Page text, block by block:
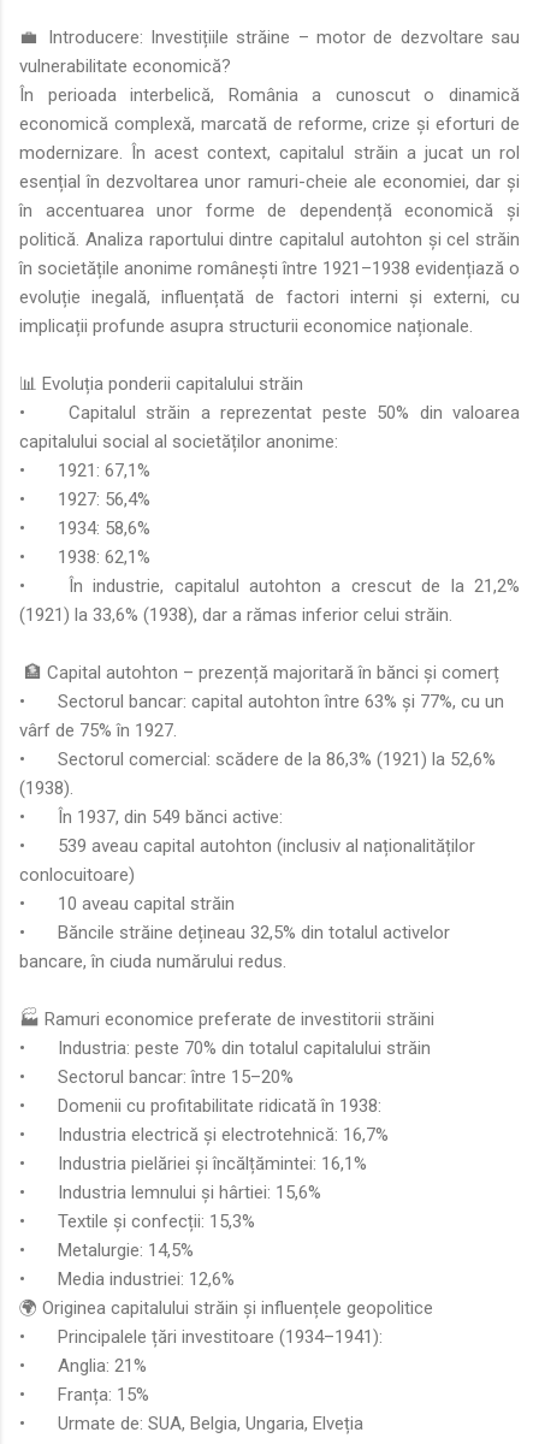
💼 Introducere: Investițiile străine – motor de dezvoltare sau
vulnerabilitate economică?
În perioada interbelică, România a cunoscut o dinamică
economică complexă, marcată de reforme, crize și eforturi de
modernizare. În acest context, capitalul străin a jucat un rol
esențial în dezvoltarea unor ramuri-cheie ale economiei, dar și
în accentuarea unor forme de dependență economică și
politică. Analiza raportului dintre capitalul autohton și cel străin
în societățile anonime românești între 1921–1938 evidențiază o
evoluție inegală, influențată de factori interni și externi, cu
implicații profunde asupra structurii economice naționale.
📊 Evoluția ponderii capitalului străin
•
Capitalul străin a reprezentat peste 50% din valoarea
capitalului social al societăților anonime:
•
1921: 67,1%
•
1927: 56,4%
•
1934: 58,6%
•
1938: 62,1%
•
În industrie, capitalul autohton a crescut de la 21,2%
(1921) la 33,6% (1938), dar a rămas inferior celui străin.
🏦 Capital autohton – prezență majoritară în bănci și comerț
•
Sectorul bancar: capital autohton între 63% și 77%, cu un
vârf de 75% în 1927.
•
Sectorul comercial: scădere de la 86,3% (1921) la 52,6%
(1938).
•
În 1937, din 549 bănci active:
•
539 aveau capital autohton (inclusiv al naționalităților
conlocuitoare)
•
10 aveau capital străin
•
Băncile străine dețineau 32,5% din totalul activelor
bancare, în ciuda numărului redus.
🏭 Ramuri economice preferate de investitorii străini
•
Industria: peste 70% din totalul capitalului străin
•
Sectorul bancar: între 15–20%
•
Domenii cu profitabilitate ridicată în 1938:
•
Industria electrică și electrotehnică: 16,7%
•
Industria pielăriei și încălțămintei: 16,1%
•
Industria lemnului și hârtiei: 15,6%
•
Textile și confecții: 15,3%
•
Metalurgie: 14,5%
•
Media industriei: 12,6%
🌍 Originea capitalului străin și influențele geopolitice
•
Principalele țări investitoare (1934–1941):
•
Anglia: 21%
•
Franța: 15%
•
Urmate de: SUA, Belgia, Ungaria, Elveția